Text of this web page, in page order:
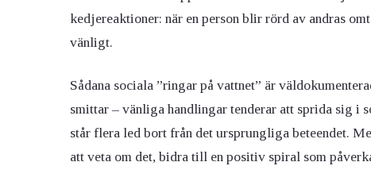
kedjereaktioner: när en person blir rörd av andras
vänligt.
Sådana sociala ”ringar på vattnet” är
smittar – vänliga handlingar tenderar att sprida sig i
står flera led bort från det ursprungliga beteendet.
att veta om det, bidra till en positiv spiral som